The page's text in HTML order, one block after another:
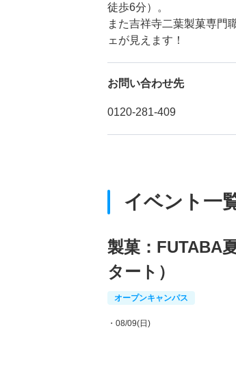
徒歩6分）。
また吉祥寺二葉製菓専門
ェが見えます！
お問い合わせ先
0120-281-409
イベント一
製菓：FUTABA
タート）
オープンキャンパス
・08/09(日)